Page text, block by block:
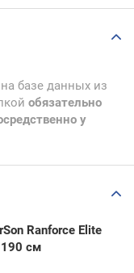
базе данных из
обязательно
у
Ranforce Elite
см